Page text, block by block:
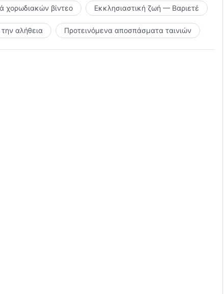
χορωδιακών βίντεο Εκκλησιαστική ζωή — Βαριετέ
αλήθεια Προτεινόμενα αποσπάσματα ταινιών